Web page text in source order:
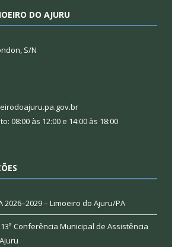
DO AJURU
S/N
08:00 às 12:00 e 14:00 às 18:00
2026–2029 – Limoeiro do Ajuru/PA
Conferência Municipal de Assistência